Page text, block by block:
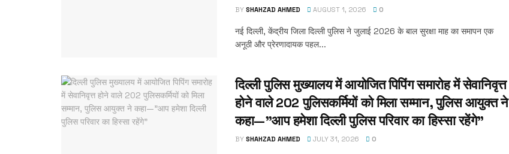
BY SHAHZAD AHMED AUGUST 1, 2026 0
नई दिल्ली, केंद्रीय जिला दिल्ली पुलिस ने जुलाई 2026 के बाल सुरक्षा माह का समापन एक
अनूठी और प्रेरणादायक पहल...
दिल्ली पुलिस मुख्यालय में आयोजित पिपिंग समारोह में सेवानिवृत्त
होने वाले 202 पुलिसकर्मियों को मिला सम्मान, पुलिस आयुक्त ने
कहा—”आप हमेशा दिल्ली पुलिस परिवार का हिस्सा रहेंगे”
BY SHAHZAD AHMED JULY 31, 2026 0